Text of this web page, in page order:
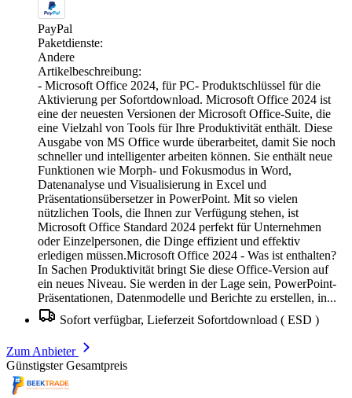
PayPal
Paketdienste:
Andere
Artikelbeschreibung:
- Microsoft Office 2024, für PC- Produktschlüssel für die
Aktivierung per Sofortdownload. Microsoft Office 2024 ist
eine der neuesten Versionen der Microsoft Office-Suite, die
eine Vielzahl von Tools für Ihre Produktivität enthält. Diese
Ausgabe von MS Office wurde überarbeitet, damit Sie noch
schneller und intelligenter arbeiten können. Sie enthält neue
Funktionen wie Morph- und Fokusmodus in Word,
Datenanalyse und Visualisierung in Excel und
Präsentationsübersetzer in PowerPoint. Mit so vielen
nützlichen Tools, die Ihnen zur Verfügung stehen, ist
Microsoft Office Standard 2024 perfekt für Unternehmen
oder Einzelpersonen, die Dinge effizient und effektiv
erledigen müssen.Microsoft Office 2024 - Was ist enthalten?
In Sachen Produktivität bringt Sie diese Office-Version auf
ein neues Niveau. Sie werden in der Lage sein, PowerPoint-
Präsentationen, Datenmodelle und Berichte zu erstellen, in...
Sofort verfügbar, Lieferzeit Sofortdownload ( ESD )
Zum Anbieter
Günstigster Gesamtpreis